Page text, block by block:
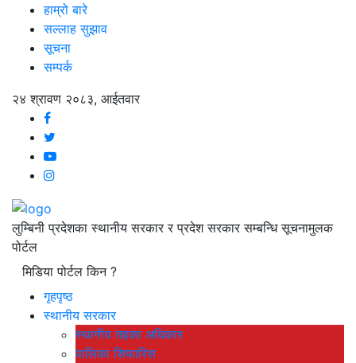
हाम्रो बारे
सल्लाह सुझाव
सूचना
सम्पर्क
२४ श्रावण २०८३, आईतवार
लुम्बिनी प्रदेशका स्थानीय सरकार र प्रदेश सरकार सम्बन्धि सूचनामुलक
पोर्टल
मिडिया पोर्टल किन ?
गृहपृष्ठ
स्थानीय सरकार
स्थानीय तहका अधिकार
पालिका सिफारिस